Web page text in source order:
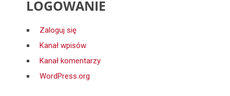
LOGOWANIE
Zaloguj się
Kanał wpisów
Kanał komentarzy
WordPress.org